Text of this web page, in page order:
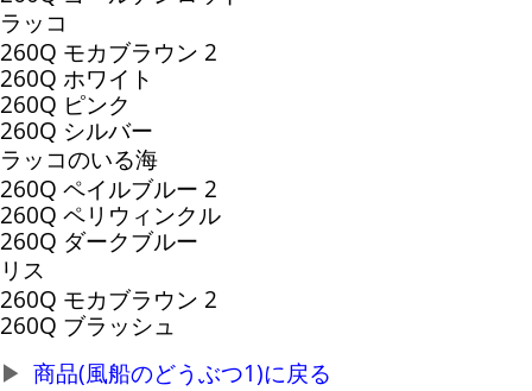
ラッコ
260Q モカブラウン 2
260Q ホワイト
260Q ピンク
260Q シルバー
ラッコのいる海
260Q ペイルブルー 2
260Q ペリウィンクル
260Q ダークブルー
リス
260Q モカブラウン 2
260Q ブラッシュ
商品(風船のどうぶつ1)に戻る